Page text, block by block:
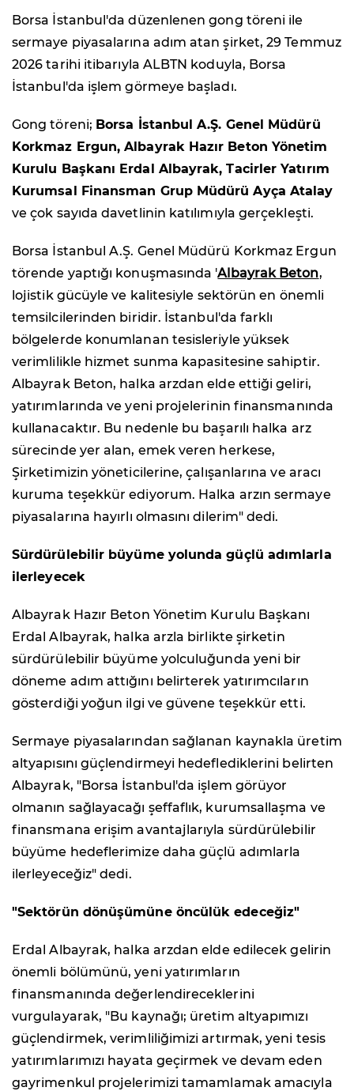
Borsa İstanbul'da düzenlenen gong töreni ile
sermaye piyasalarına adım atan şirket, 29 Temmuz
2026 tarihi itibarıyla ALBTN koduyla, Borsa
İstanbul'da işlem görmeye başladı.
Gong töreni; Borsa İstanbul A.Ş. Genel Müdürü
Korkmaz Ergun, Albayrak Hazır Beton Yönetim
Kurulu Başkanı Erdal Albayrak, Tacirler Yatırım
Kurumsal Finansman Grup Müdürü Ayça Atalay
ve çok sayıda davetlinin katılımıyla gerçekleşti.
Borsa İstanbul A.Ş. Genel Müdürü Korkmaz Ergun
törende yaptığı konuşmasında 'Albayrak Beton,
lojistik gücüyle ve kalitesiyle sektörün en önemli
temsilcilerinden biridir. İstanbul'da farklı
bölgelerde konumlanan tesisleriyle yüksek
verimlilikle hizmet sunma kapasitesine sahiptir.
Albayrak Beton, halka arzdan elde ettiği geliri,
yatırımlarında ve yeni projelerinin finansmanında
kullanacaktır. Bu nedenle bu başarılı halka arz
sürecinde yer alan, emek veren herkese,
Şirketimizin yöneticilerine, çalışanlarına ve aracı
kuruma teşekkür ediyorum. Halka arzın sermaye
piyasalarına hayırlı olmasını dilerim" dedi.
Sürdürülebilir büyüme yolunda güçlü adımlarla
ilerleyecek
Albayrak Hazır Beton Yönetim Kurulu Başkanı
Erdal Albayrak, halka arzla birlikte şirketin
sürdürülebilir büyüme yolculuğunda yeni bir
döneme adım attığını belirterek yatırımcıların
gösterdiği yoğun ilgi ve güvene teşekkür etti.
Sermaye piyasalarından sağlanan kaynakla üretim
altyapısını güçlendirmeyi hedeflediklerini belirten
Albayrak, "Borsa İstanbul'da işlem görüyor
olmanın sağlayacağı şeffaflık, kurumsallaşma ve
finansmana erişim avantajlarıyla sürdürülebilir
büyüme hedeflerimize daha güçlü adımlarla
ilerleyeceğiz" dedi.
"Sektörün dönüşümüne öncülük edeceğiz"
Erdal Albayrak, halka arzdan elde edilecek gelirin
önemli bölümünü, yeni yatırımların
finansmanında değerlendireceklerini
vurgulayarak, "Bu kaynağı; üretim altyapımızı
güçlendirmek, verimliliğimizi artırmak, yeni tesis
yatırımlarımızı hayata geçirmek ve devam eden
gayrimenkul projelerimizi tamamlamak amacıyla